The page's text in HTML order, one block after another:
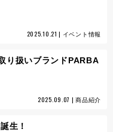
2025.10.21 | イベント情報
り扱いブランドPARBA
2025.09.07 | 商品紹介
生！